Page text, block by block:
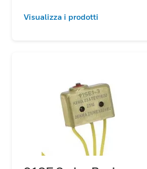
Visualizza i prodotti